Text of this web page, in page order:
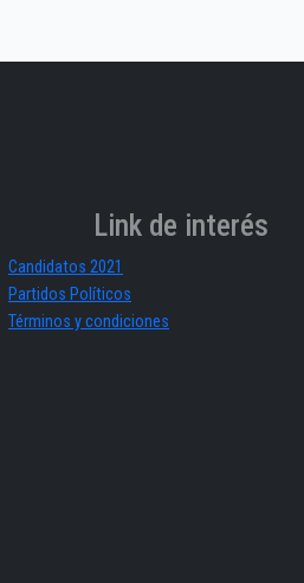
Link de interés
Candidatos 2021
Partidos Políticos
Términos y condiciones